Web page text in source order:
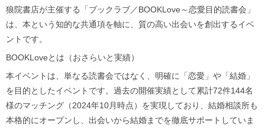
狼院書店が主催する「ブックラブ／BOOKLove～恋愛目的読書会」
は、本という知的な共通項を軸に、質の高い出会いを創出するイベ
ントです。
BOOKLoveとは（おさらいと実績）
本イベントは、単なる読書会ではなく、明確に「恋愛」や「結婚」
を目的としたイベントです。過去の開催実績として累計72件144名
様のマッチング（2024年10月時点）を実現しており、結婚相談所も
本格的にオープンし、出会いから結婚までを徹底サポートしていま